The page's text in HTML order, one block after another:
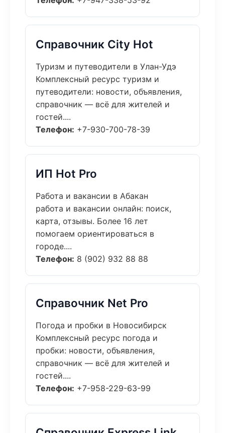
Справочник City Hot
Туризм и путеводители в Улан-Удэ
Комплексный ресурс туризм и
путеводители: новости, объявления,
справочник — всё для жителей и
гостей....
Телефон: +7-930-700-78-39
ИП Hot Pro
Работа и вакансии в Абакан
работа и вакансии онлайн: поиск,
карта, отзывы. Более 16 лет
помогаем ориентироваться в
городе....
Телефон: 8 (902) 932 88 88
Справочник Net Pro
Погода и пробки в Новосибирск
Комплексный ресурс погода и
пробки: новости, объявления,
справочник — всё для жителей и
гостей....
Телефон: +7-958-229-63-99